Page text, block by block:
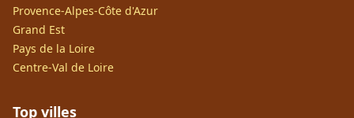
Provence-Alpes-Côte d'Azur
Grand Est
Pays de la Loire
Centre-Val de Loire
Top villes